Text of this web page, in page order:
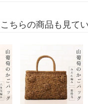
ちらの商品も見て